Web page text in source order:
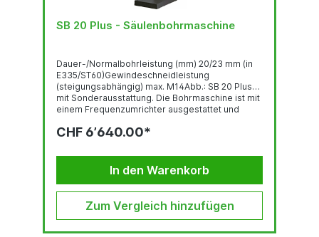
SB 20 Plus - Säulenbohrmaschine
Dauer-/Normalbohrleistung (mm) 20/23 mm (in
E335/ST60)Gewindeschneidleistung
(steigungsabhängig) max. M14Abb.: SB 20 Plus
mit Sonderausstattung. Die Bohrmaschine ist mit
einem Frequenzumrichter ausgestattet und
A1:2017.GewindeschneideinrichtungBedienpanel
hochwertige Bohrkopf-Haube mit ergonomisch
geneigter FrontLED-BeleuchtungSchnell...
CHF 6’640.00*
In den Warenkorb
Zum Vergleich hinzufügen